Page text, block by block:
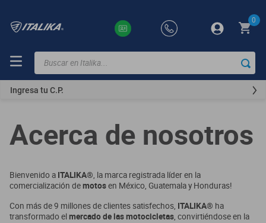
0
Buscar en Italika...
Ingresa tu C.P.
Acerca de nosotros
Bienvenido a ITALIKA®, la marca registrada líder en la
comercialización demotosen México, Guatemala y Honduras!
Con más de 9 millones de clientes satisfechos, ITALIKA® ha
transformado el mercado de las motocicletas, convirtiéndose en la
TÉRMINOS
MÁS
motocicletas
250z
motos